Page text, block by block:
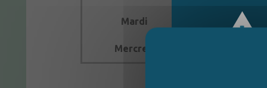
Mardi 9h30
Mercredi